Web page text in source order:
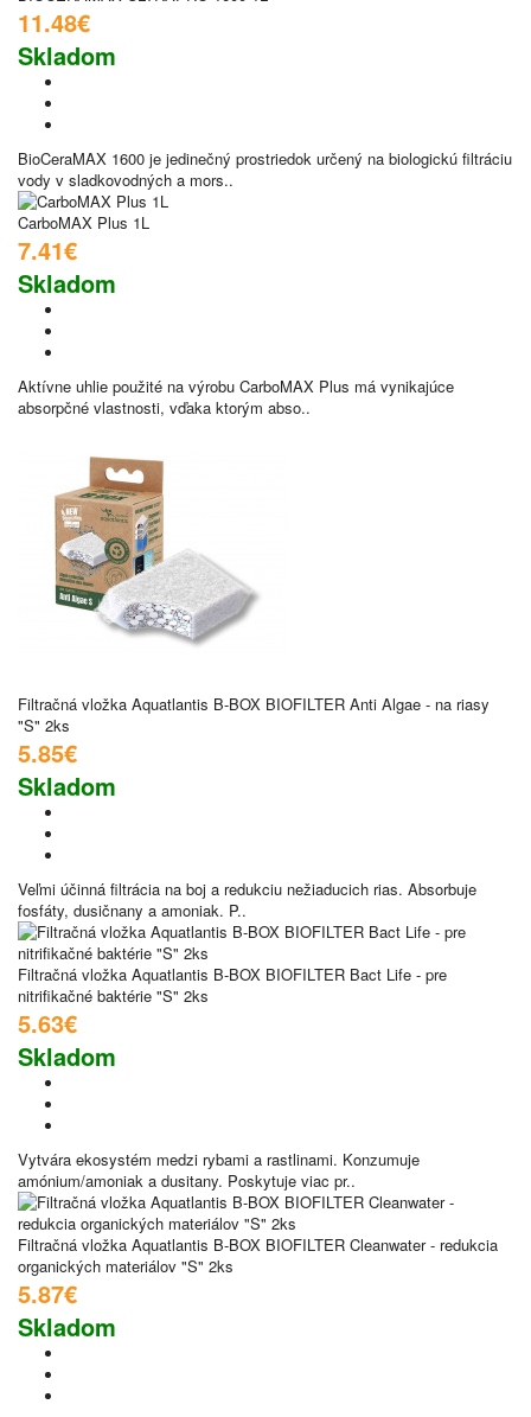
11.48€
Skladom
BioCeraMAX 1600 je jedinečný prostriedok určený na biologickú filtráciu
vody v sladkovodných a mors..
CarboMAX Plus 1L
7.41€
Skladom
Aktívne uhlie použité na výrobu CarboMAX Plus má vynikajúce
absorpčné vlastnosti, vďaka ktorým abso..
Filtračná vložka Aquatlantis B-BOX BIOFILTER Anti Algae - na riasy
"S" 2ks
5.85€
Skladom
Veľmi účinná filtrácia na boj a redukciu nežiaducich rias. Absorbuje
fosfáty, dusičnany a amoniak. P..
Filtračná vložka Aquatlantis B-BOX BIOFILTER Bact Life - pre
nitrifikačné baktérie "S" 2ks
5.63€
Skladom
Vytvára ekosystém medzi rybami a rastlinami. Konzumuje
amónium/amoniak a dusitany. Poskytuje viac pr..
Filtračná vložka Aquatlantis B-BOX BIOFILTER Cleanwater - redukcia
organických materiálov "S" 2ks
5.87€
Skladom